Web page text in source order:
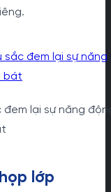
lại sự năng
lớp